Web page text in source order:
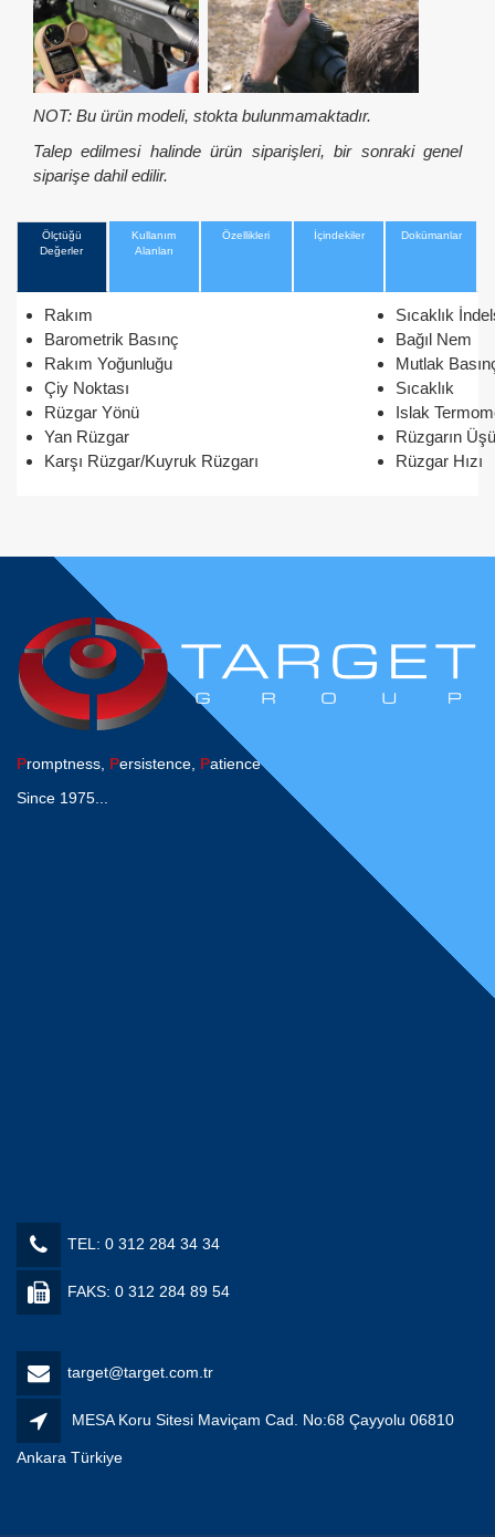
NOT: Bu ürün modeli, stokta bulunmamaktadır.
Talep edilmesi halinde ürün siparişleri, bir sonraki genel
siparişe dahil edilir.
Ölçtüğü
Değerler
Kullanım
Alanları
Özellikleri İçindekiler Dokümanlar
Rakım
Barometrik Basınç
Rakım Yoğunluğu
Çiy Noktası
Rüzgar Yönü
Yan Rüzgar
Karşı Rüzgar/Kuyruk Rüzgarı
Sıcaklık
Bağıl Nem
Mutlak
Sıcaklık
Islak
Rüzgarın
Rüzgar Hızı
Promptness, Persistence, Patience
Since 1975...
TEL: 0 312 284 34 34
FAKS: 0 312 284 89 54
target@target.com.tr
MESA Koru Sitesi Maviçam Cad. No:68 Çayyolu 06810
Ankara Türkiye